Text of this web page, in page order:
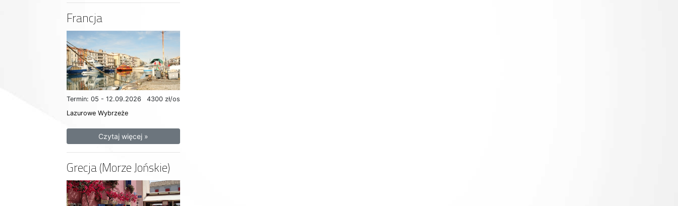
Francja
Termin: 05 - 12.09.2026
4300 zł/os
Lazurowe Wybrzeże
Czytaj więcej »
Grecja (Morze Jońskie)